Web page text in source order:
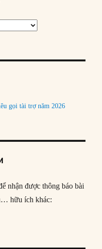
gọi tài trợ năm 2026
nhận được thông báo bài
hữu ích khác: